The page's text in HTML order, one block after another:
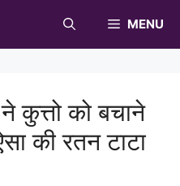
MENU
को बचाने
की रतन टाटा